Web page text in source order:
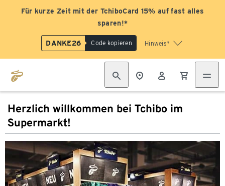
Für kurze Zeit mit der TchiboCard 15% auf fast alles
sparen!*
DANKE26 Code kopieren Hinweis*
Herzlich willkommen bei Tchibo im
Supermarkt!